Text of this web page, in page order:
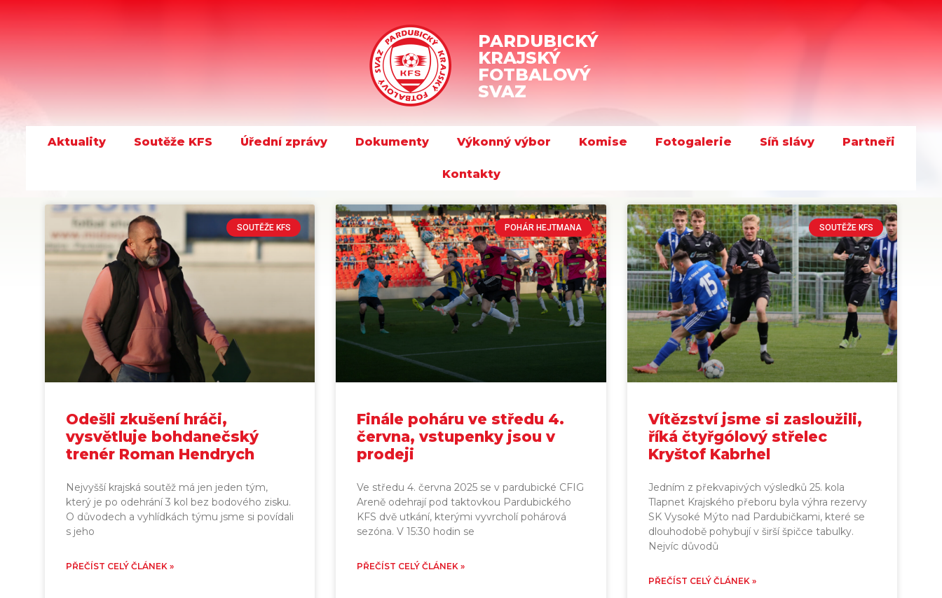
PARDUBICKÝ
KRAJSKÝ
FOTBALOVÝ
SVAZ
Aktuality Soutěže KFS Úřední zprávy Dokumenty Výkonný výbor Komise Fotogalerie Síň slávy Partneři
Kontakty
SOUTĚŽE KFS
Odešli zkušení hráči,
vysvětluje bohdanečský
trenér Roman Hendrych
Nejvyšší krajská soutěž má jen jeden tým,
který je po odehrání 3 kol bez bodového zisku.
O důvodech a vyhlídkách týmu jsme si povídali
s jeho
PŘEČÍST CELÝ ČLÁNEK »
POHÁR HEJTMANA
Finále poháru ve středu 4.
června, vstupenky jsou v
prodeji
Ve středu 4. června 2025 se v pardubické CFIG
Areně odehrají pod taktovkou Pardubického
KFS dvě utkání, kterými vyvrcholí pohárová
sezóna. V 15:30 hodin se
PŘEČÍST CELÝ ČLÁNEK »
SOUTĚŽE KFS
Vítězství jsme si zasloužili,
říká čtyřgólový střelec
Kryštof Kabrhel
Jedním z překvapivých výsledků 25. kola
Tlapnet Krajského přeboru byla výhra rezervy
SK Vysoké Mýto nad Pardubičkami, které se
dlouhodobě pohybují v širší špičce tabulky.
Nejvíc důvodů
PŘEČÍST CELÝ ČLÁNEK »